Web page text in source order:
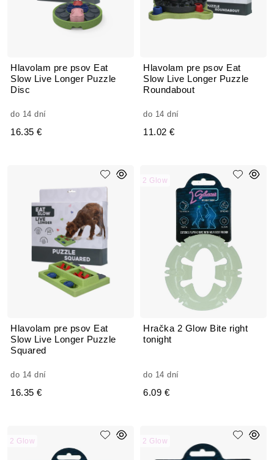
Hlavolam pre psov Eat
Slow Live Longer Puzzle
Disc
do 14 dní
16.35 €
Hlavolam pre psov Eat
Slow Live Longer Puzzle
Roundabout
do 14 dní
11.02 €
Hlavolam pre psov Eat
Slow Live Longer Puzzle
Squared
do 14 dní
16.35 €
Hračka 2 Glow Bite right
tonight
2 Glow
do 14 dní
6.09 €
2 Glow 2 Glow